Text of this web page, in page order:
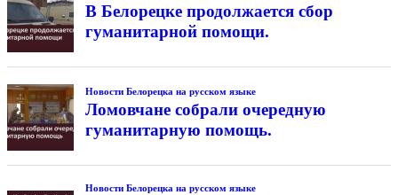
В Белорецке продолжается сбор
гуманитарной помощи.
Новости Белорецка на русском языке
Ломовчане собрали очередную
гуманитарную помощь.
Новости Белорецка на русском языке